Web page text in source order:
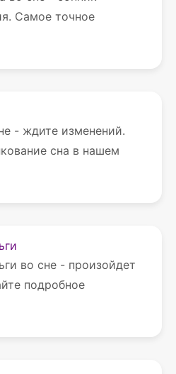
Самое точное
- ждите изменений.
сна в нашем
во сне - произойдет
подробное